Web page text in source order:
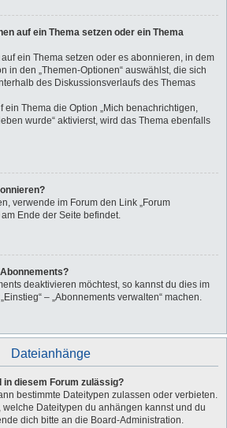
auf ein Thema setzen oder ein Thema
ein Thema setzen oder es abonnieren, in dem
in den „Themen-Optionen“ auswählst, die sich
des Diskussionsverlaufs des Themas
ein Thema die Option „Mich benachrichtigen,
wurde“ aktivierst, wird das Thema ebenfalls
verwende im Forum den Link „Forum
Ende der Seite befindet.
deaktivieren möchtest, so kannst du dies im
– „Abonnements verwalten“ machen.
Dateianhänge
in diesem Forum zulässig?
bestimmte Dateitypen zulassen oder verbieten.
welche Dateitypen du anhängen kannst und du
dich bitte an die Board-Administration.